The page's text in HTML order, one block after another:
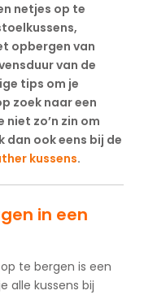
netjes op te
opbergen van
van de
tips om je
zoek naar een
zo’n zin om
dan ook eens bij de
kussens.
in een
te bergen is een
alle kussens bij